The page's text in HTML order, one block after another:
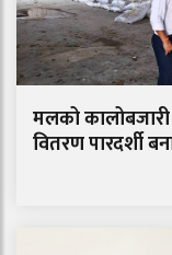
मलको
वितरण पारदर्शी